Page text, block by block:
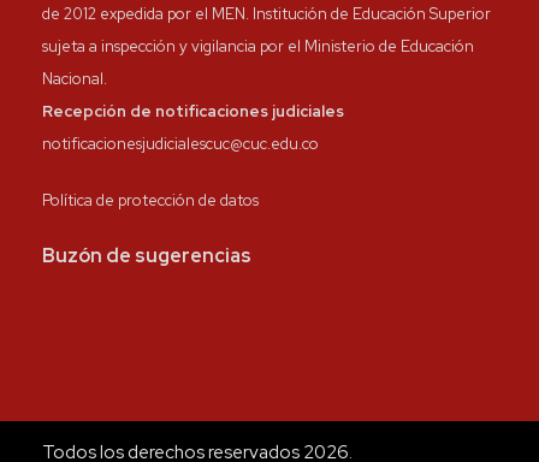
de 2012 expedida por el MEN. Institución de Educación Superior
sujeta a inspección y vigilancia por el Ministerio de Educación
Nacional.
Recepción de notificaciones judiciales
notificacionesjudicialescuc@cuc.edu.co
Política de protección de datos
Buzón de sugerencias
Todos los derechos reservados 2026.